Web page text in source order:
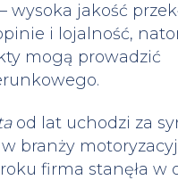
wysoka jakość
i lojalność,
mogą prowadzić
od lat uchodzi za
branży
firma stanęła w